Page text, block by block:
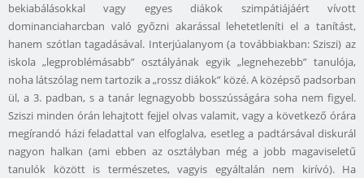
bekiabálásokkal vagy egyes diákok szimpátiájáért vívott
dominanciaharcban való győzni akarással lehetetleníti el a tanítást,
hanem szótlan tagadásával. Interjúalanyom (a továbbiakban: Sziszi) az
iskola „legproblémásabb” osztályának egyik „legnehezebb” tanulója,
noha látszólag nem tartozik a „rossz diákok” közé. A középső padsorban
ül, a 3. padban, s a tanár legnagyobb bosszússágára soha nem figyel.
Sziszi minden órán lehajtott fejjel olvas valamit, vagy a következő órára
megírandó házi feladattal van elfoglalva, esetleg a padtársával diskurál
nagyon halkan (ami ebben az osztályban még a jobb magaviseletű
tanulók között is természetes, vagyis egyáltalán nem kirívó). Ha